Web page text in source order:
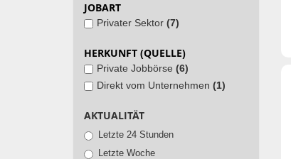
JOBART
Privater Sektor (7)
HERKUNFT (QUELLE)
Private Jobbörse (6)
Direkt vom Unternehmen (1)
AKTUALITÄT
Letzte 24 Stunden
Letzte Woche